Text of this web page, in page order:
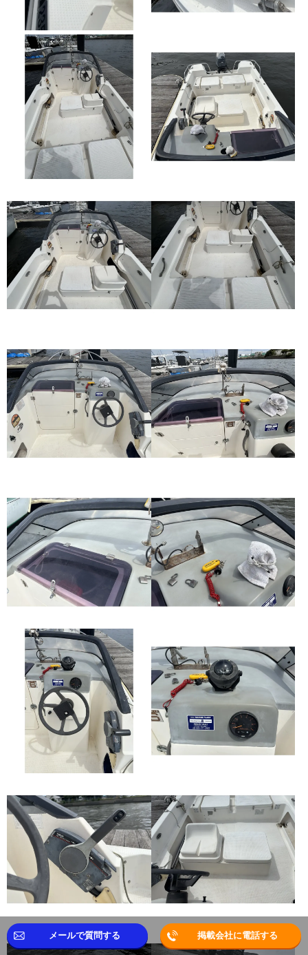
メールで質問する 掲載会社に電話する